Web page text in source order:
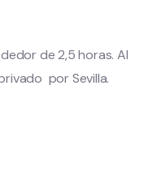
de 2,5 horas. Al
por Sevilla.